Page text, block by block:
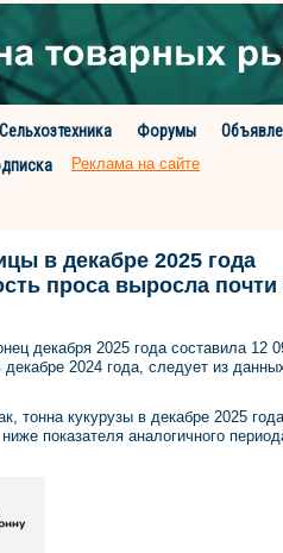
Сельхозтехника Форумы
Реклама на сайте
в декабре 2025 года
проса выросла почти
декабря 2025 года составила 12
2024 года, следует из
тонна кукурузы в декабре 2025
показателя аналогичного